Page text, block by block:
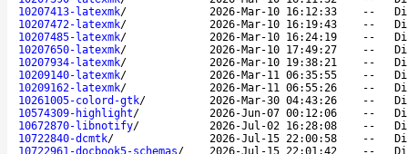
10207413-latexmk/ 2026-Mar-10 16:12:33 --
10207472-latexmk/ 2026-Mar-10 16:19:43 --
10207485-latexmk/ 2026-Mar-10 16:24:19 --
10207650-latexmk/ 2026-Mar-10 17:49:27 --
10207934-latexmk/ 2026-Mar-10 19:38:21 --
10209140-latexmk/ 2026-Mar-11 06:35:55 --
10209162-latexmk/ 2026-Mar-11 06:55:26 --
10261005-colord-gtk/ 2026-Mar-30 04:43:26 --
10574309-highlight/ 2026-Jun-07 00:12:06 --
10672870-libnotify/ 2026-Jul-02 16:28:08 --
10722840-dcmtk/ 2026-Jul-15 22:00:58 --
10722961-docbook5-schemas/ 2026-Jul-15 22:01:42 --